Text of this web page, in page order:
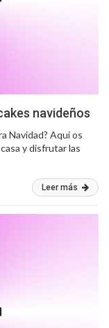
navideños
Navidad? Aquí os
y disfrutar las
Leer más